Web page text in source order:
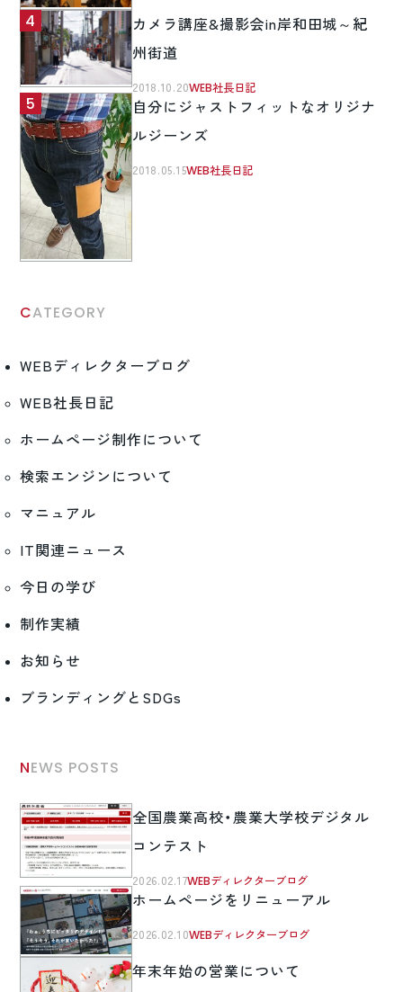
カメラ講座&撮影会in岸和田城～紀
州街道
2018.10.20WEB社長日記
自分にジャストフィットなオリジナ
ルジーンズ
2018.05.15WEB社長日記
CATEGORY
WEBディレクターブログ
WEB社長日記
ホームページ制作について
検索エンジンについて
マニュアル
IT関連ニュース
今日の学び
制作実績
お知らせ
ブランディングとSDGs
NEWS POSTS
全国農業高校・農業大学校デジタル
コンテスト
2026.02.17WEBディレクターブログ
ホームページをリニューアル
2026.02.10WEBディレクターブログ
年末年始の営業について